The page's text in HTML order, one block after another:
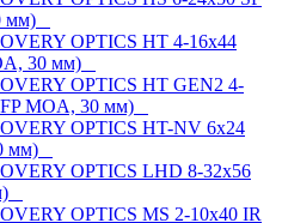
мм)
OPTICS HT 4-16x44
30 мм)
OPTICS HT GEN2 4-
MOA, 30 мм)
OPTICS HT-NV 6x24
мм)
OPTICS LHD 8-32x56
OPTICS MS 2-10x40 IR